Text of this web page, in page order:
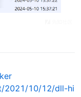
2021/10/12/dll-hi